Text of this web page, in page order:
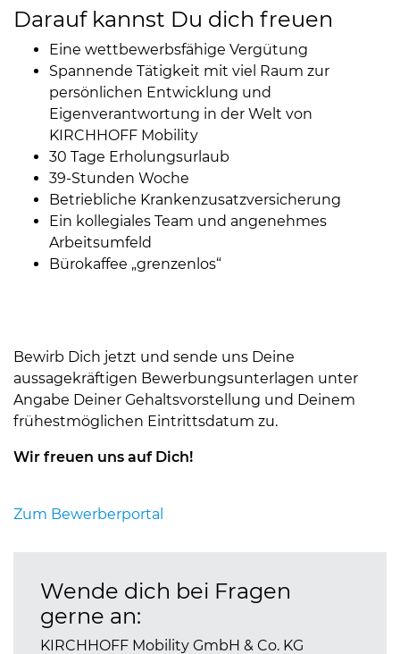
Darauf kannst Du dich freuen
Eine wettbewerbsfähige Vergütung
Spannende Tätigkeit mit viel Raum zur
persönlichen Entwicklung und
Eigenverantwortung in der Welt von
KIRCHHOFF Mobility
30 Tage Erholungsurlaub
39-Stunden Woche
Betriebliche Krankenzusatzversicherung
Ein kollegiales Team und angenehmes
Arbeitsumfeld
Bürokaffee „grenzenlos“
Bewirb Dich jetzt und sende uns Deine
aussagekräftigen Bewerbungsunterlagen unter
Angabe Deiner Gehaltsvorstellung und Deinem
frühestmöglichen Eintrittsdatum zu.
Wir freuen uns auf Dich!
Zum Bewerberportal
Wende dich bei Fragen
gerne an:
KIRCHHOFF Mobility GmbH & Co. KG